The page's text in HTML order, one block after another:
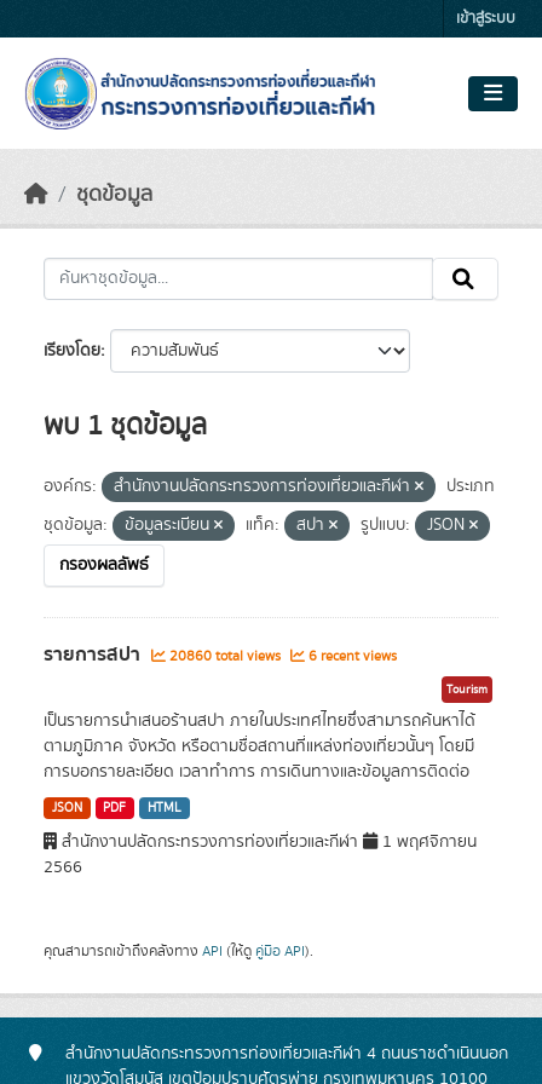
เข้าสู่ระบบ
ชุดข้อมูล
เรียงโดย
พบ 1 ชุดข้อมูล
องค์กร: สำนักงานปลัดกระทรวงการท่องเที่ยวและกีฬา
ประเภท
ชุดข้อมูล:
ข้อมูลระเบียน แท็ค: สปา รูปแบบ:
JSON
กรองผลลัพธ์
รายการสปา 20860 total views 6 recent views
Tourism
เป็นรายการนำเสนอร้านสปา ภายในประเทศไทยซึ่งสามารถค้นหาได้
ตามภูมิภาค จังหวัด หรือตามชื่อสถานที่แหล่งท่องเที่ยวนั้นๆ โดยมี
การบอกรายละเอียด เวลาทำการ การเดินทางและข้อมูลการติดต่อ
JSON PDF HTML
สำนักงานปลัดกระทรวงการท่องเที่ยวและกีฬา
1 พฤศจิกายน
2566
คุณสามารถเข้าถึงคลังทาง API (ให้ดู คู่มือ API).
สำนักงานปลัดกระทรวงการท่องเที่ยวและกีฬา 4 ถนนราชดำเนินนอก
แขวงวัดโสมนัส เขตป้อมปราบศัตรูพ่าย กรุงเทพมหานคร 10100